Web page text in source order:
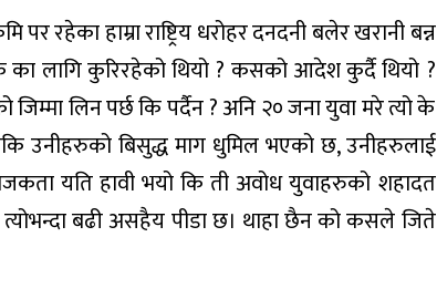
रहेका हाम्रा राष्ट्रिय धरोहर दनदनी बलेर खरानी बन्न
लागि कुरिरहेको थियो ? कसको आदेश कुर्दै थियो ?
लिन पर्छ कि पर्दैन ? अनि २० जना युवा मरे त्यो के
उनीहरुको बिसुद्ध माग धुमिल भएको छ, उनीहरुलाई
यति हावी भयो कि ती अवोध युवाहरुको शहादत
त्योभन्दा बढी असहैय पीडा छ। थाहा छैन को कसले जिते